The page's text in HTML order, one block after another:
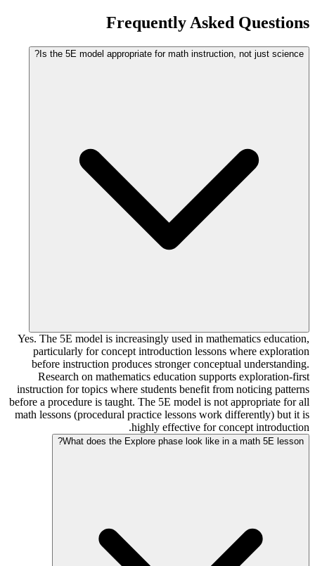
Frequently Asked Questions
Is the 5E model appropriate for math instruction, not just science?
Yes. The 5E model is increasingly used in mathematics education,
particularly for concept introduction lessons where exploration
before instruction produces stronger conceptual understanding.
Research on mathematics education supports exploration-first
instruction for topics where students benefit from noticing patterns
before a procedure is taught. The 5E model is not appropriate for all
math lessons (procedural practice lessons work differently) but it is
highly effective for concept introduction.
What does the Explore phase look like in a math 5E lesson?